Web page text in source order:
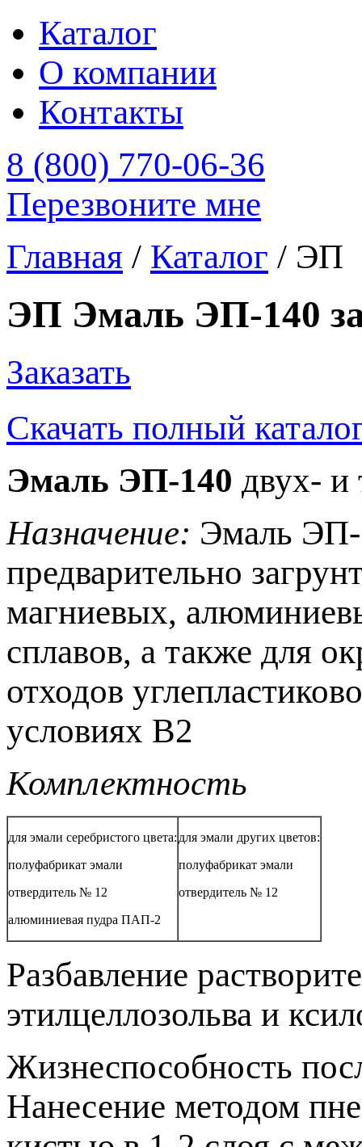
Каталог
О компании
Контакты
8 (800) 770-06-36
Перезвоните мне
Главная / Каталог / ЭП
ЭП Эмаль ЭП-140
Заказать
Скачать полный
Эмаль ЭП-140 двух- и
Назначение: Эмаль ЭП-
предварительно
магниевых,
сплавов, а также для
отходов
условиях В2
Комплектность
для эмали серебристого цвета:
полуфабрикат эмали
отвердитель № 12
алюминиевая пудра ПАП-2
для эмали других цветов:
полуфабрикат эмали
отвердитель № 12
Разбавление
этилцеллозольва и
Жизнеспособность
Нанесение методом